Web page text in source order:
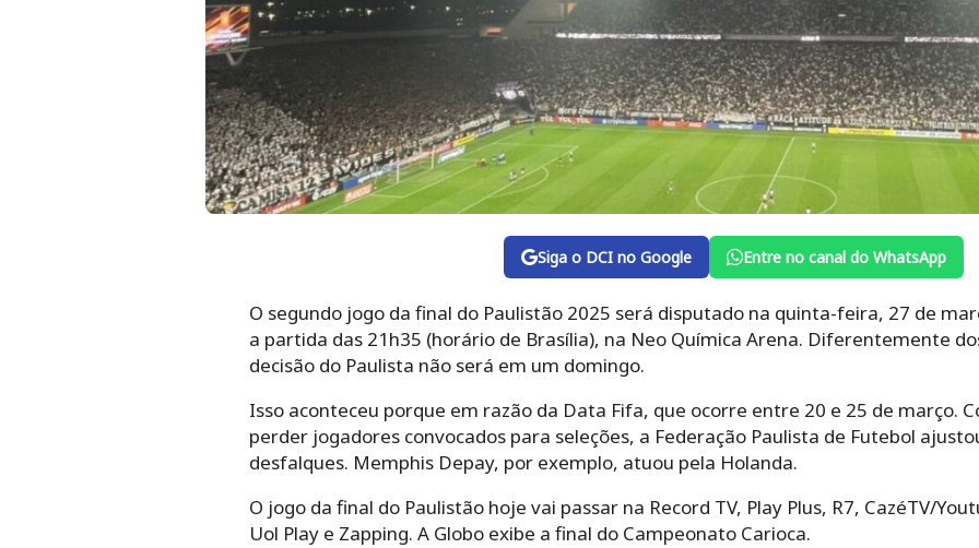
Siga o DCI no Google Entre no canal do WhatsApp
O segundo jogo da final do Paulistão 2025 será disputado na quinta-feira, 27 de
a partida das 21h35 (horário de Brasília), na Neo Química Arena. Diferentemente
decisão do Paulista não será em um domingo.
Isso aconteceu porque em razão da Data Fifa, que ocorre entre 20 e 25 de março.
perder jogadores convocados para seleções, a Federação Paulista de Futebol
desfalques. Memphis Depay, por exemplo, atuou pela Holanda.
O jogo da final do Paulistão hoje vai passar na Record TV, Play Plus, R7, CazéTV/
Uol Play e Zapping. A Globo exibe a final do Campeonato Carioca.